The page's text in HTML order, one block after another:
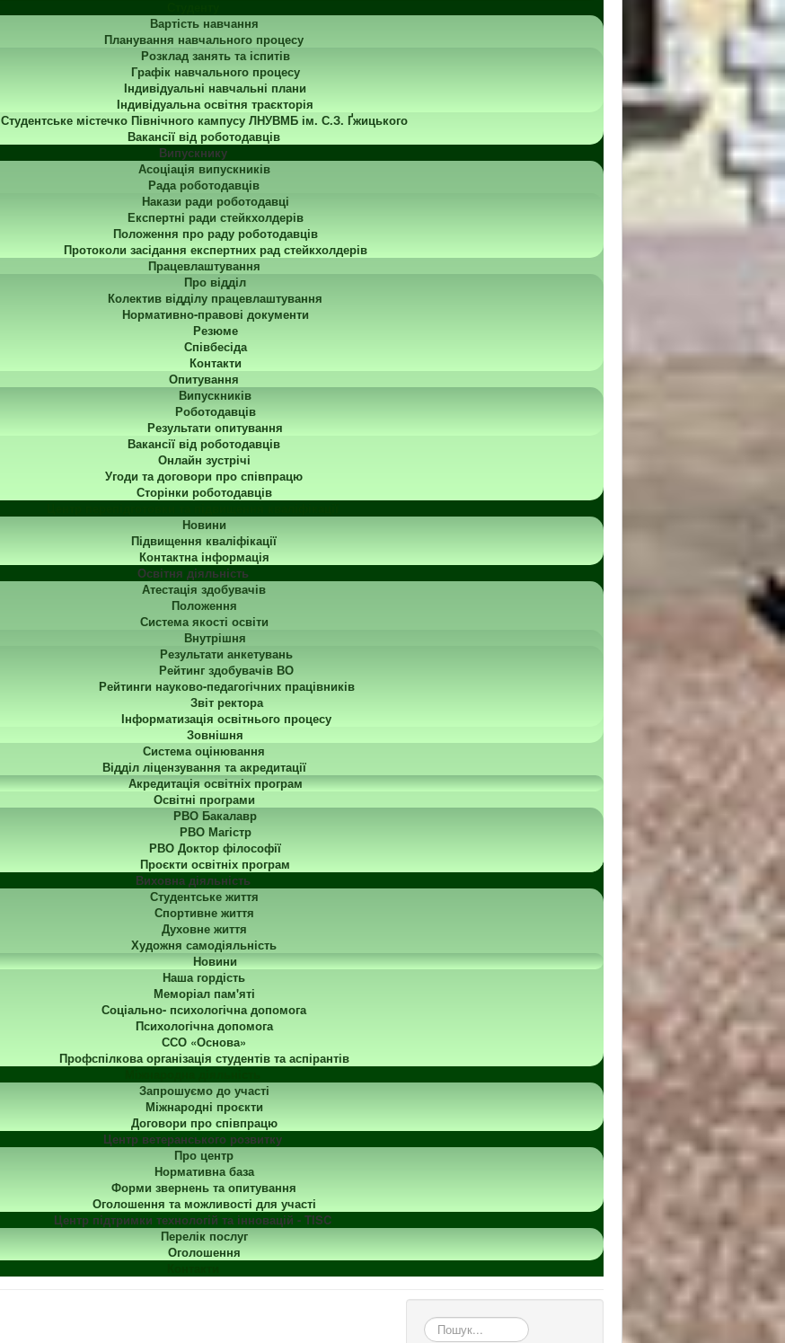
Вартість навчання
Планування навчального процесу
Розклад занять та іспитів
Графік навчального процесу
Індивідуальні навчальні плани
Індивідуальна освітня траєкторія
Студентське містечко Північного кампусу ЛНУВМБ ім. С.З. Ґжицького
Вакансії від роботодавців
Випускнику
Асоціація випускників
Рада роботодавців
Накази ради роботодавці
Експертні ради стейкхолдерів
Положення про раду роботодавців
Протоколи засідання експертних рад стейкхолдерів
Працевлаштування
Про відділ
Колектив відділу працевлаштування
Нормативно-правові документи
Резюме
Співбесіда
Контакти
Опитування
Випускників
Роботодавців
Результати опитування
Вакансії від роботодавців
Онлайн зустрічі
Угоди та договори про співпрацю
Сторінки роботодавців
Новини
Підвищення кваліфікації
Контактна інформація
Освітня діяльність
Атестація здобувачів
Положення
Система якості освіти
Внутрішня
Результати анкетувань
Рейтинг здобувачів ВО
Рейтинги науково-педагогічних працівників
Звіт ректора
Інформатизація освітнього процесу
Зовнішня
Система оцінювання
Відділ ліцензування та акредитації
Акредитація освітніх програм
Освітні програми
РВО Бакалавр
РВО Магістр
РВО Доктор філософії
Проєкти освітніх програм
Виховна діяльність
Студентське життя
Спортивне життя
Духовне життя
Художня самодіяльність
Новини
Наша гордість
Меморіал пам'яті
Соціально- психологічна допомога
Психологічна допомога
ССО «Основа»
Профспілкова організація студентів та аспірантів
Запрошуємо до участі
Міжнародні проєкти
Договори про співпрацю
Центр ветеранського розвитку
Про центр
Нормативна база
Форми звернень та опитування
Оголошення та можливості для участі
Центр підтримки технологій та інновацій - TISC
Перелік послуг
Оголошення
пошук